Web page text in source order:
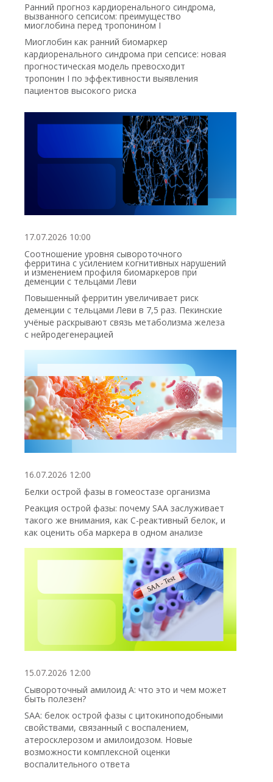
Ранний прогноз кардиоренального синдрома,
вызванного сепсисом: преимущество
миоглобина перед тропонином I
Миоглобин как ранний биомаркер
кардиоренального синдрома при сепсисе: новая
прогностическая модель превосходит
тропонин I по эффективности выявления
пациентов высокого риска
17.07.2026 10:00
Соотношение уровня сывороточного
ферритина с усилением когнитивных нарушений
и изменением профиля биомаркеров при
деменции с тельцами Леви
Повышенный ферритин увеличивает риск
деменции с тельцами Леви в 7,5 раз. Пекинские
учёные раскрывают связь метаболизма железа
с нейродегенерацией
16.07.2026 12:00
Белки острой фазы в гомеостазе организма
Реакция острой фазы: почему SAA заслуживает
такого же внимания, как С-реактивный белок, и
как оценить оба маркера в одном анализе
15.07.2026 12:00
Сывороточный амилоид А: что это и чем может
быть полезен?
SAA: белок острой фазы с цитокиноподобными
свойствами, связанный с воспалением,
атеросклерозом и амилоидозом. Новые
возможности комплексной оценки
воспалительного ответа